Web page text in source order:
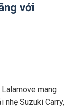
với
mang
nhẹ Suzuki Carry,